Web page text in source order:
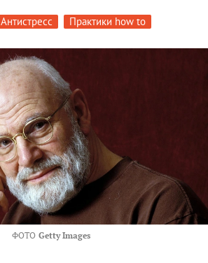
Антистресс Практики how to
ФОТО Getty Images